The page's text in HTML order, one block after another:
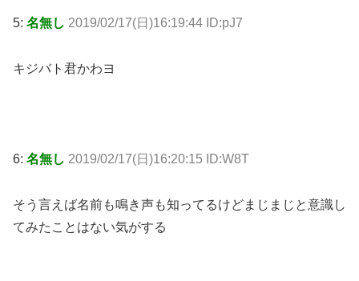
5: 名無し 2019/02/17(日)16:19:44 ID:pJ7
キジバト君かわヨ
6: 名無し 2019/02/17(日)16:20:15 ID:W8T
そう言えば名前も鳴き声も知ってるけどまじまじと意識し
てみたことはない気がする